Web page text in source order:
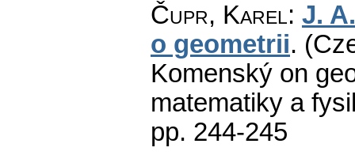
Čupr, Karel: J.
o geometrii.
Komenský on
matematiky a
pp. 244-245